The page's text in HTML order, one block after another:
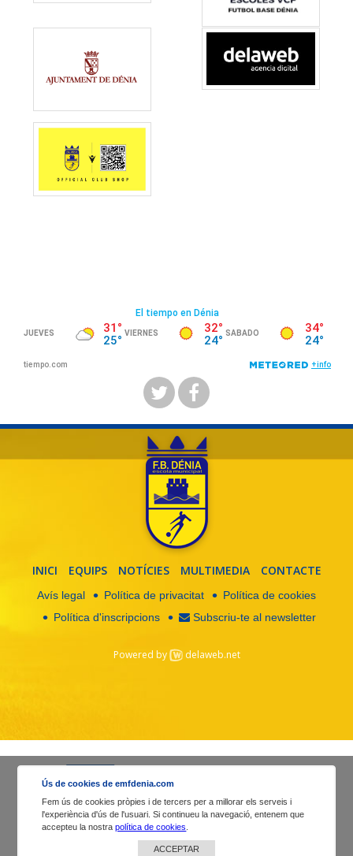
INICI EQUIPS NOTÍCIES MULTIMEDIA CONTACTE
Avís legal Política de privacitat
Política de cookies
Política d'inscripcions
Subscriu-te al newsletter
Powered by delaweb.net
Ús de cookies de emfdenia.com
Fem ús de cookies pròpies i de tercers per a millorar els serveis i
l'experiència d'ús de l'usuari. Si continueu la navegació, entenem que
accepteu la nostrapolítica de cookies
ACCEPTAR